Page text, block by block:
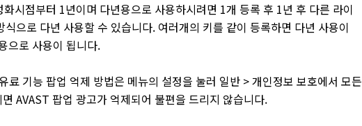
시점부터 1년이며 다년용으로 사용하시려면 1개 등록 후 1년 후 다른 라이
식으로 다년 사용할 수 있습니다. 여러개의 키를 같이 등록하면 다년 사용이
으로 사용이 됩니다.
료 기능 팝업 억제 방법은 메뉴의 설정을 눌러 일반 > 개인정보 보호에서 모든
AVAST 팝업 광고가 억제되어 불편을 드리지 않습니다.